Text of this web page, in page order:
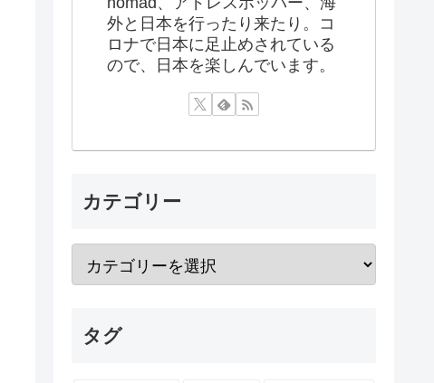
外と日本を行ったり来たり。コ
ロナで日本に足止めされている
ので、日本を楽しんでいます。
カテゴリー
タグ